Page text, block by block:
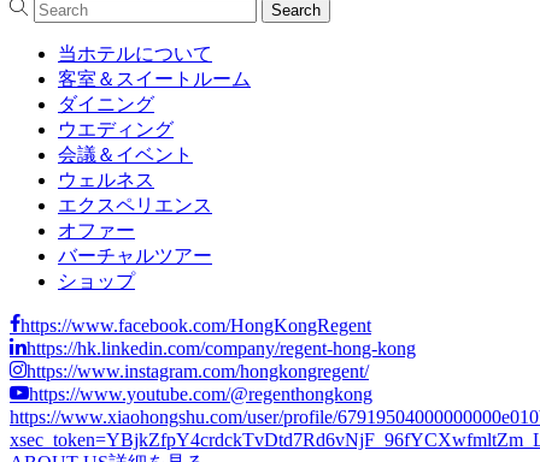
当ホテルについて
客室＆スイートルーム
ダイニング
ウエディング
会議＆イベント
ウェルネス
エクスペリエンス
オファー
バーチャルツアー
ショップ
https://www.facebook.com/HongKongRegent
https://hk.linkedin.com/company/regent-hong-kong
https://www.instagram.com/hongkongregent/
https://www.youtube.com/@regenthongkong
https://www.xiaohongshu.com/user/profile/